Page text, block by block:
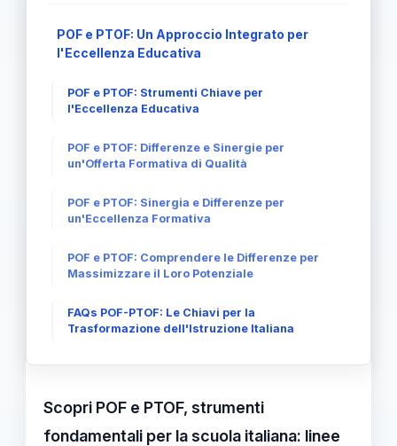
POF e PTOF: Un Approccio Integrato per
l'Eccellenza Educativa
POF e PTOF: Strumenti Chiave per
l'Eccellenza Educativa
POF e PTOF: Differenze e Sinergie per
un'Offerta Formativa di Qualità
POF e PTOF: Sinergia e Differenze per
un'Eccellenza Formativa
POF e PTOF: Comprendere le Differenze per
Massimizzare il Loro Potenziale
FAQs POF-PTOF: Le Chiavi per la
Trasformazione dell'Istruzione Italiana
Scopri POF e PTOF, strumenti
fondamentali per la scuola italiana: linee